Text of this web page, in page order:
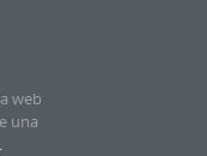
web
una